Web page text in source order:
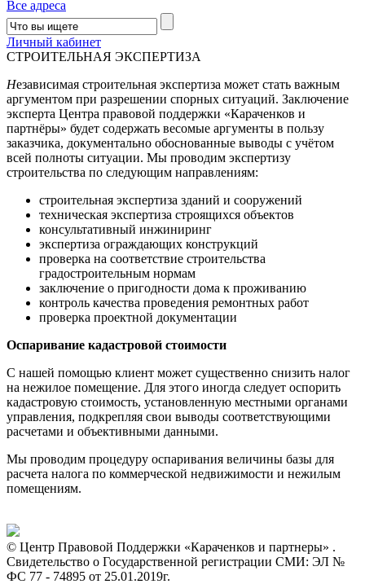
Все адреса
Личный кабинет
СТРОИТЕЛЬНАЯ ЭКСПЕРТИЗА
Независимая строительная экспертиза может стать важным
аргументом при разрешении спорных ситуаций. Заключение
эксперта Центра правовой поддержки «Караченков и
партнёры» будет содержать весомые аргументы в пользу
заказчика, документально обоснованные выводы с учётом
всей полноты ситуации. Мы проводим экспертизу
строительства по следующим направлениям:
строительная экспертиза зданий и сооружений
техническая экспертиза строящихся объектов
консультативный инжиниринг
экспертиза ограждающих конструкций
проверка на соответствие строительства
градостроительным нормам
заключение о пригодности дома к проживанию
контроль качества проведения ремонтных работ
проверка проектной документации
Оспаривание кадастровой стоимости
С нашей помощью клиент может существенно снизить налог
на нежилое помещение. Для этого иногда следует оспорить
кадастровую стоимость, установленную местными органами
управления, подкрепляя свои выводы соответствующими
расчетами и объективными данными.
Мы проводим процедуру оспаривания величины базы для
расчета налога по коммерческой недвижимости и нежилым
помещениям.
© Центр Правовой Поддержки «Караченков и партнеры» .
Свидетельство о Государственной регистрации СМИ: ЭЛ №
ФС 77 - 74895 от 25.01.2019г.